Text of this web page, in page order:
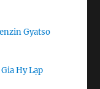
Gyatso
Hy Lạp